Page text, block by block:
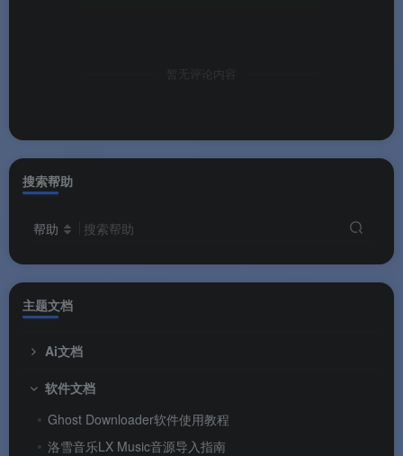
暂无评论内容
搜索帮助
帮助 搜索帮助
主题文档
Ai文档
软件文档
Ghost Downloader软件使用教程
洛雪音乐LX Music音源导入指南